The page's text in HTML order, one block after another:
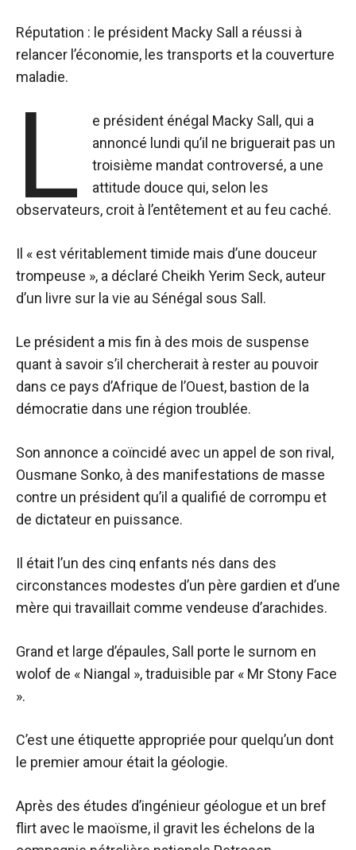
Réputation : le président Macky Sall a réussi à
relancer l’économie, les transports et la couverture
maladie.
L
e président énégal Macky Sall, qui a
annoncé lundi qu’il ne briguerait pas un
troisième mandat controversé, a une
attitude douce qui, selon les
observateurs, croit à l’entêtement et au feu caché.
Il « est véritablement timide mais d’une douceur
trompeuse », a déclaré Cheikh Yerim Seck, auteur
d’un livre sur la vie au Sénégal sous Sall.
Le président a mis fin à des mois de suspense
quant à savoir s’il chercherait à rester au pouvoir
dans ce pays d’Afrique de l’Ouest, bastion de la
démocratie dans une région troublée.
Son annonce a coïncidé avec un appel de son rival,
Ousmane Sonko, à des manifestations de masse
contre un président qu’il a qualifié de corrompu et
de dictateur en puissance.
Il était l’un des cinq enfants nés dans des
circonstances modestes d’un père gardien et d’une
mère qui travaillait comme vendeuse d’arachides.
Grand et large d’épaules, Sall porte le surnom en
wolof de « Niangal », traduisible par « Mr Stony Face
».
C’est une étiquette appropriée pour quelqu’un dont
le premier amour était la géologie.
Après des études d’ingénieur géologue et un bref
flirt avec le maoïsme, il gravit les échelons de la